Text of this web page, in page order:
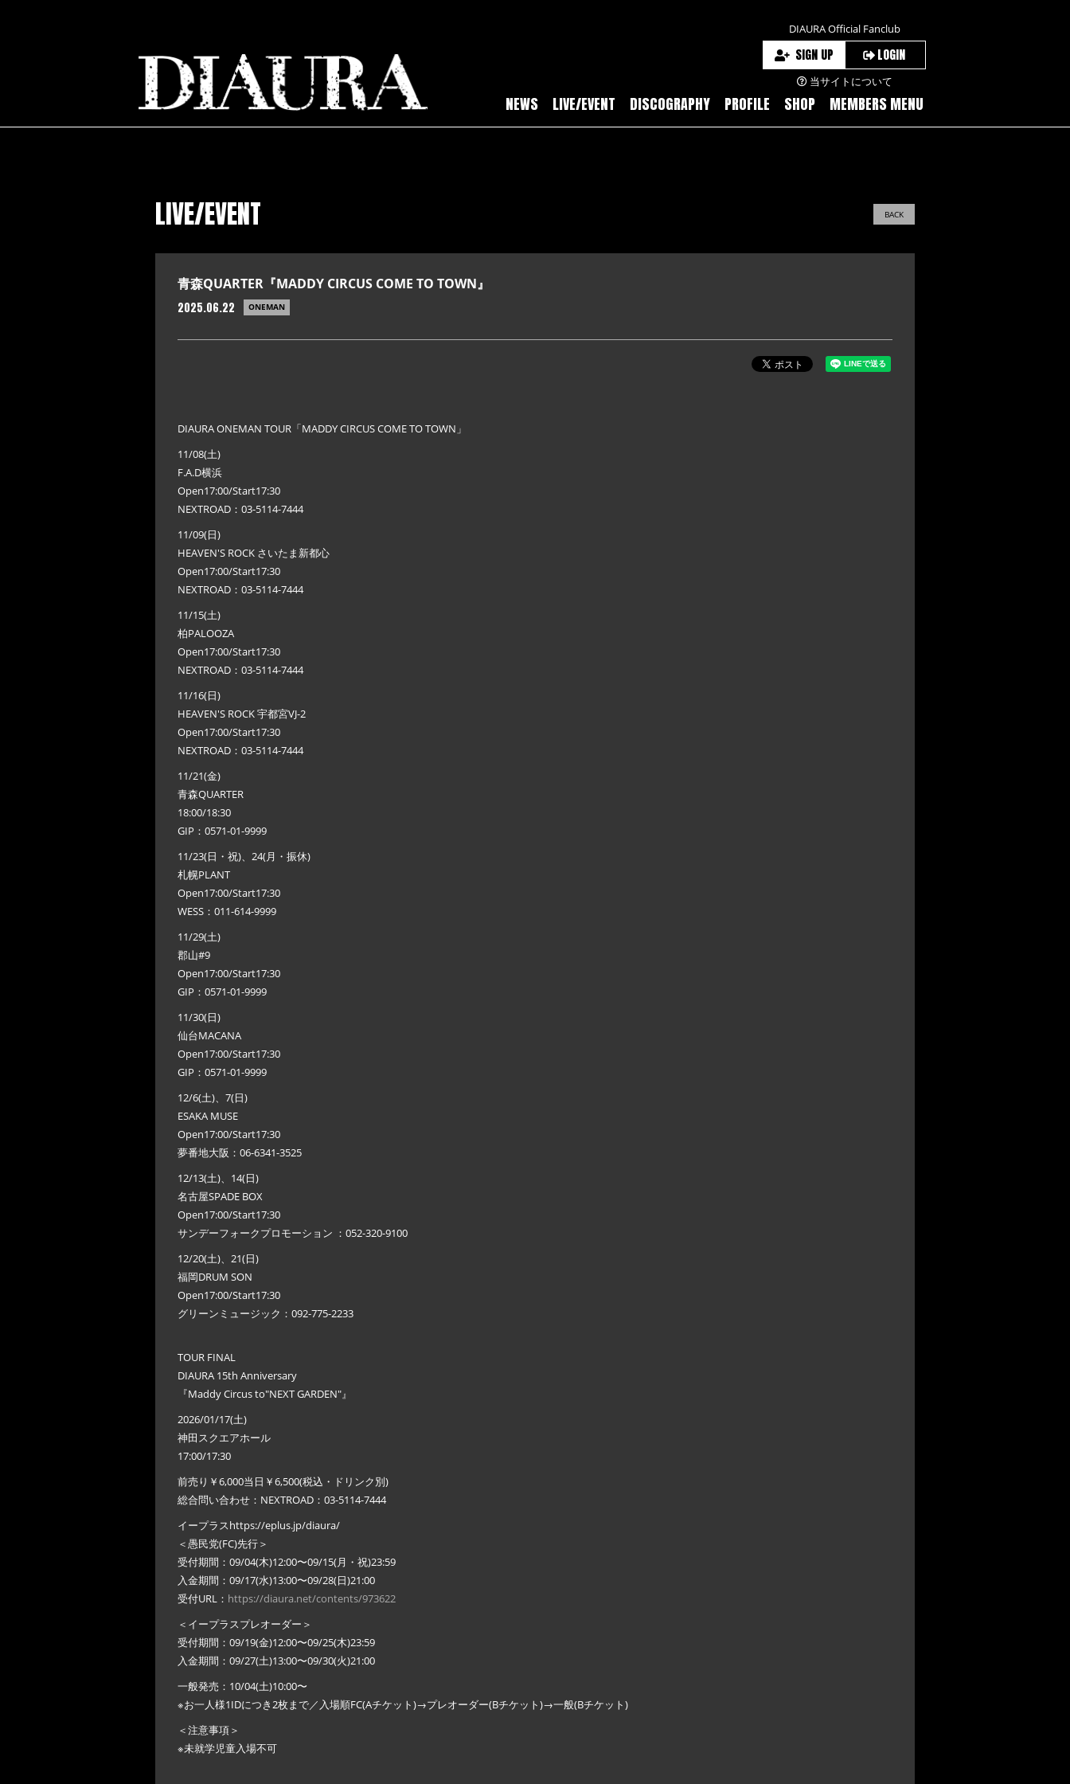
DIAURA Official Fanclub
SIGN UP LOGIN
当サイトについて
NEWS LIVE/EVENT DISCOGRAPHY PROFILE SHOP MEMBERS MENU
LIVE/EVENT BACK
青森QUARTER『MADDY CIRCUS COME TO TOWN』
2025.06.22 ONEMAN
DIAURA ONEMAN TOUR「MADDY CIRCUS COME TO TOWN」
11/08(土)
F.A.D横浜
Open17:00/Start17:30
NEXTROAD：03-5114-7444
11/09(日)
HEAVEN'S ROCK さいたま新都心
Open17:00/Start17:30
NEXTROAD：03-5114-7444
11/15(土)
柏PALOOZA
Open17:00/Start17:30
NEXTROAD：03-5114-7444
11/16(日)
HEAVEN'S ROCK 宇都宮VJ-2
Open17:00/Start17:30
NEXTROAD：03-5114-7444
11/21(金)
青森QUARTER
18:00/18:30
GIP：0571-01-9999
11/23(日・祝)、24(月・振休)
札幌PLANT
Open17:00/Start17:30
WESS：011-614-9999
11/29(土)
郡山#9
Open17:00/Start17:30
GIP：0571-01-9999
11/30(日)
仙台MACANA
Open17:00/Start17:30
GIP：0571-01-9999
12/6(土)、7(日)
ESAKA MUSE
Open17:00/Start17:30
夢番地大阪：06-6341-3525
12/13(土)、14(日)
名古屋SPADE BOX
Open17:00/Start17:30
サンデーフォークプロモーション ：052-320-9100
12/20(土)、21(日)
福岡DRUM SON
Open17:00/Start17:30
グリーンミュージック：092-775-2233
TOUR FINAL
DIAURA 15th Anniversary
『Maddy Circus to"NEXT GARDEN"』
2026/01/17(土)
神田スクエアホール
17:00/17:30
前売り￥6,000当日￥6,500(税込・ドリンク別)
総合問い合わせ：NEXTROAD：03-5114-7444
イープラスhttps://eplus.jp/diaura/
＜愚民党(FC)先行＞
受付期間：09/04(木)12:00〜09/15(月・祝)23:59
入金期間：09/17(水)13:00〜09/28(日)21:00
受付URL： https://diaura.net/contents/973622
＜イープラスプレオーダー＞
受付期間：09/19(金)12:00〜09/25(木)23:59
入金期間：09/27(土)13:00〜09/30(火)21:00
一般発売：10/04(土)10:00〜
※お一人様1IDにつき2枚まで／入場順FC(Aチケット)→プレオーダー(Bチケット)→一般(Bチケット)
＜注意事項＞
※未就学児童入場不可